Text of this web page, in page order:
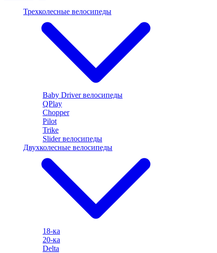
Трехколесные велосипеды
Baby Driver велосипеды
QPlay
Chopper
Pilot
Trike
Slider велосипеды
Двухколесные велосипеды
18-ка
20-ка
Delta